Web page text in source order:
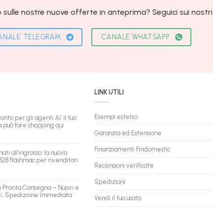
nostre nuove offerte in anteprima? Seguici sui nostri
TELEGRAM CANALE WHATSAPP
per gli agenti AI: il tuo
può fare shopping qui
all’ingrosso: la nuova
flashmac per rivenditori
all’ingrosso:
Pronta Consegna – Nuovi e
Spedizione Immediata
LINK UTILI
Esempi estetici
Garanzia ed Estensione
Finanziamenti Findomestic
Recensioni verificate
Spedizioni
Vendi il tuo usato